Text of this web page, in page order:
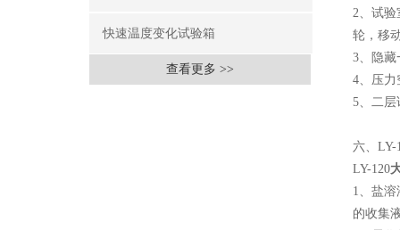
快速温度变化试验箱
查看更多 >>
2、试验
轮，移
3、隐藏
4、压力
5、二
六、LY-
LY-120
1、盐
的收集